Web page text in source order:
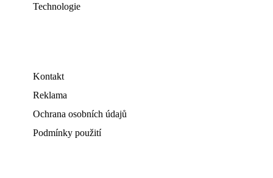
Technologie
Kontakt
Reklama
Ochrana osobních údajů
Podmínky použití